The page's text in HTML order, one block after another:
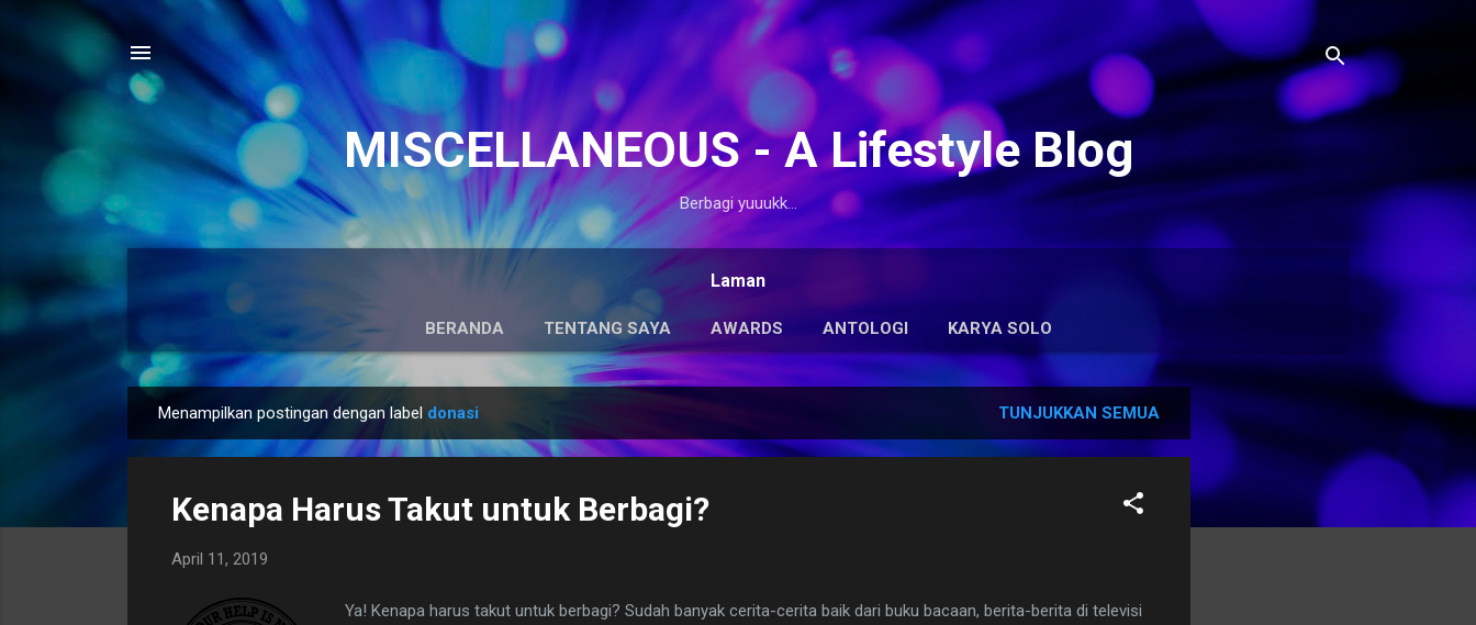
Langsung ke konten utama
MISCELLANEOUS - A Lifestyle Blog
Berbagi yuuukk...
Laman
BERANDA TENTANG SAYA AWARDS ANTOLOGI KARYA SOLO
o
Menampilkan postingan dengan label donasi TUNJUKKAN SEMUA
Kenapa Harus Takut untuk Berbagi?
April 11, 2019
Ya! Kenapa harus takut untuk berbagi? Sudah banyak cerita-cerita baik dari buku bacaan, berita-berita di televisi